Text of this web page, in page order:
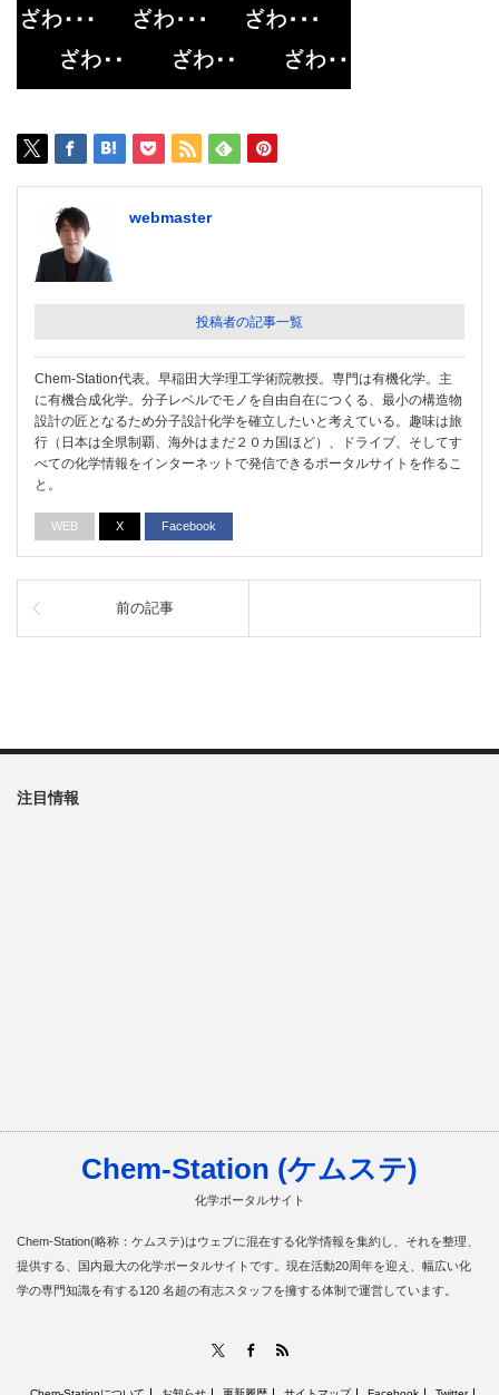
webmaster
投稿者の記事一覧
Chem-Station代表。早稲田大学理工学術院教授。専門は有機化学。主
に有機合成化学。分子レベルでモノを自由自在につくる、最小の構造物
設計の匠となるため分子設計化学を確立したいと考えている。趣味は旅
行（日本は全県制覇、海外はまだ２０カ国ほど）、ドライブ、そしてす
べての化学情報をインターネットで発信できるポータルサイトを作るこ
と。
WEB X Facebook
前の記事
注目情報
Chem-Station (ケムステ)
化学ポータルサイト
Chem-Station(略称：ケムステ)はウェブに混在する化学情報を集約し、それを整理、
提供する、国内最大の化学ポータルサイトです。現在活動20周年を迎え、幅広い化
学の専門知識を有する120 名超の有志スタッフを擁する体制で運営しています。
Facebook